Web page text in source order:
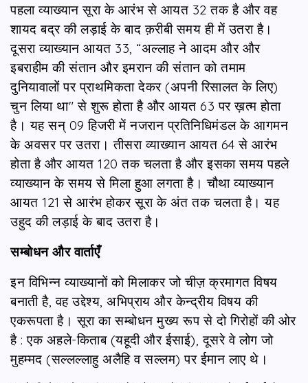
पहला व्याख्यान सूरा के आरंभ से आयत 32 तक है और वह
शायद बद्र की लड़ाई के बाद क़रीबी समय ही में उतरा है।
दूसरा व्याख्यान आयत 33, “अल्लाह ने आदम और और
इबराहीम की संतान और इमरान की संतान को तमाम
दुनियावालों पर प्राथमिकता देकर (अपनी रिसालत के लिए)
चुन लिया था" से शुरू होता है और आयत 63 पर ख़त्म होता
है। यह सन् 09 हिजरी में नजरान प्रतिनिधिमंडल के आगमन
के अवसर पर उतरा। तीसरा व्याख्यान आयत 64 से आरंभ
होता है और आयत 120 तक चलता है और इसका समय पहले
व्याख्यान के समय से मिला हुआ लगता है। चौथा व्याख्यान
आयत 121 से आरंभ होकर सूरा के अंत तक चलता है। यह
उहुद की लड़ाई के बाद उतरा है।
सम्बोधन और वार्ताएँ
इन विभिन्न व्याख्यानों को मिलाकर जो चीज़ क्रमागत विषय
बनाती है, वह उद्देश्य, अभिप्राय और केन्द्रीय विषय की
एकरूपता है। सूरा का सम्बोधन मुख्य रूप से दो गिरोहों की ओर
है : एक अहले-किताब (यहूदी और ईसाई), दूसरे वे लोग जो
मुहम्मद (सल्लल्लाहु अलैहि व सल्लम) पर ईमान लाए थे।